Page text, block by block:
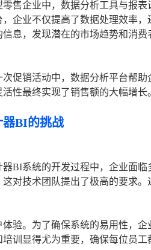
零售企业中，数据分析工具与报
，企业不仅提高了数据处理效率
息，发现潜在的市场趋势和消费
次促销活动中，数据分析平台帮
活性最终实现了销售额的大幅增长
器BI的挑战
器BI系统的开发过程中，企业面
这对技术团队提出了极高的要求。
体验。为了确保系统的易用性，
培训显得尤为重要，确保每位员工